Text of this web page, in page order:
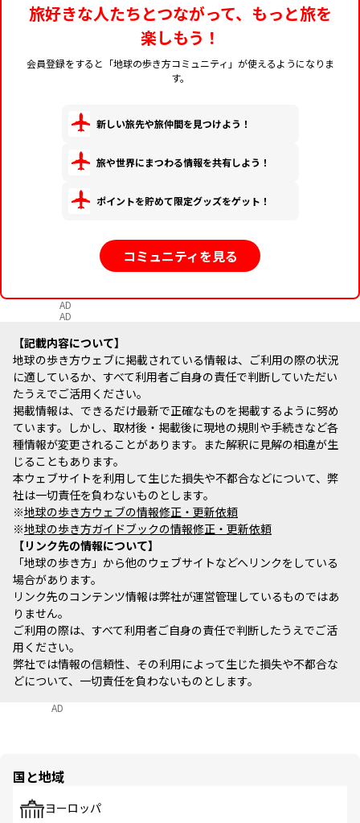
旅好きな人たちとつながって、もっと旅を
楽しもう！
会員登録をすると「地球の歩き方コミュニティ」が使えるようになりま
す。
新しい旅先や旅仲間を見つけよう！
旅や世界にまつわる情報を共有しよう！
ポイントを貯めて限定グッズをゲット！
コミュニティを見る
AD
AD
記載内容について
地球の歩き方ウェブに掲載されている情報は、ご利用の際の状況
に適しているか、すべて利用者ご自身の責任で判断していただい
たうえでご活用ください。
掲載情報は、できるだけ最新で正確なものを掲載するように努め
ています。しかし、取材後・掲載後に現地の規則や手続きなど各
種情報が変更されることがあります。また解釈に見解の相違が生
じることもあります。
本ウェブサイトを利用して生じた損失や不都合などについて、弊
社は一切責任を負わないものとします。
※地球の歩き方ウェブの情報修正・更新依頼
※地球の歩き方ガイドブックの情報修正・更新依頼
リンク先の情報について
「地球の歩き方」から他のウェブサイトなどへリンクをしている
場合があります。
リンク先のコンテンツ情報は弊社が運営管理しているものではあ
りません。
ご利用の際は、すべて利用者ご自身の責任で判断したうえでご活
用ください。
弊社では情報の信頼性、その利用によって生じた損失や不都合な
どについて、一切責任を負わないものとします。
AD
国と地域
ヨーロッパ